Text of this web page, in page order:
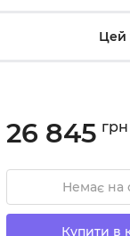
Цей
26 845 грн
Немає на
Купити в